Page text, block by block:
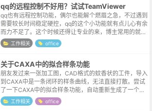
qq的远程控制不好用？试试TeamViewer
qq也有远程控制功能，偶尔也能解个燃眉之急，不过遇到
需要较长时间稳定硬控，qq的这个小功能就有点儿心有余
而力不足了。这个时候还得让专业的来，博主常用的就是
这个叫TeamViewer的软件。官网地址https://www.team
vie...
工作相关 office
关于CAXA中的拟合样条功能
朋友发过来一张加工图，CAD格式的蚊香状的工件，导入
到CAXA中是一条闭环的样条曲线，无法直接打散。尝试
了一下CAXA中的拟合样条功能，自动重新生成了一个可
编辑标注的图形，严丝合缝。查了一下样条拟合的概念，
大致是将复杂曲线分为多段,段...
工作相关 office